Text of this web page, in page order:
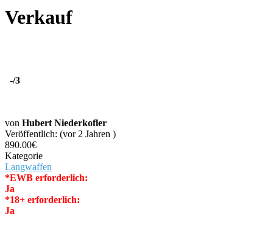
Verkauf
-/3
von Hubert Niederkofler
Veröffentlich: (vor 2 Jahren )
890.00€
Kategorie
Langwaffen
*EWB erforderlich:
Ja
*18+ erforderlich:
Ja